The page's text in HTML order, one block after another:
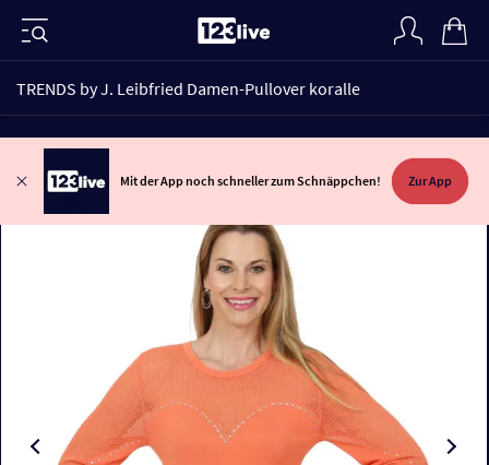
TRENDS by J. Leibfried Damen-Pullover koralle
Mit der App noch schneller zum Schnäppchen! Zur App